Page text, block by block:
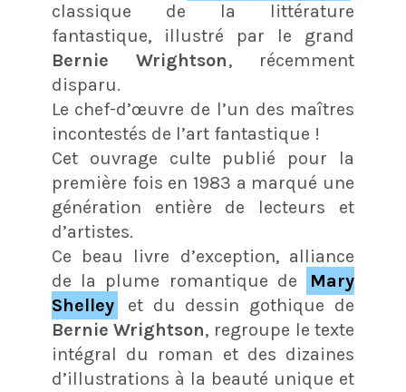
classique de la littérature
fantastique, illustré par le grand
Bernie Wrightson, récemment
disparu.
Le chef-d’œuvre de l’un des maîtres
incontestés de l’art fantastique !
Cet ouvrage culte publié pour la
première fois en 1983 a marqué une
génération entière de lecteurs et
d’artistes.
Ce beau livre d’exception, alliance
de la plume romantique de
Mary
Shelley
et du dessin gothique de
Bernie Wrightson, regroupe le texte
intégral du roman et des dizaines
d’illustrations à la beauté unique et